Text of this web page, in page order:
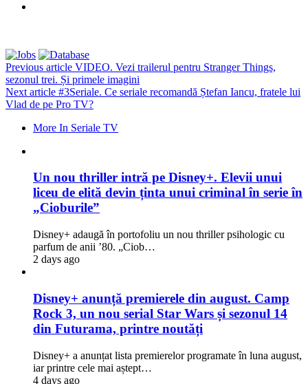
Previous article VIDEO. Vezi trailerul pentru Stranger Things,
sezonul trei. Și primele imagini
Next article #3Seriale. Ce seriale recomandă Ștefan Iancu, fratele lui
Vlad de pe Pro TV?
More In Seriale TV
Un nou thriller intră pe Disney+. Elevii unui
liceu de elită devin ținta unui criminal în serie în
„Cioburile”
Disney+ adaugă în portofoliu un nou thriller psihologic cu
parfum de anii ’80. „Ciob…
2 days ago
Disney+ anunță premierele din august. Camp
Rock 3, un nou serial Star Wars și sezonul 14
din Futurama, printre noutăți
Disney+ a anunțat lista premierelor programate în luna august,
iar printre cele mai aștept…
4 days ago